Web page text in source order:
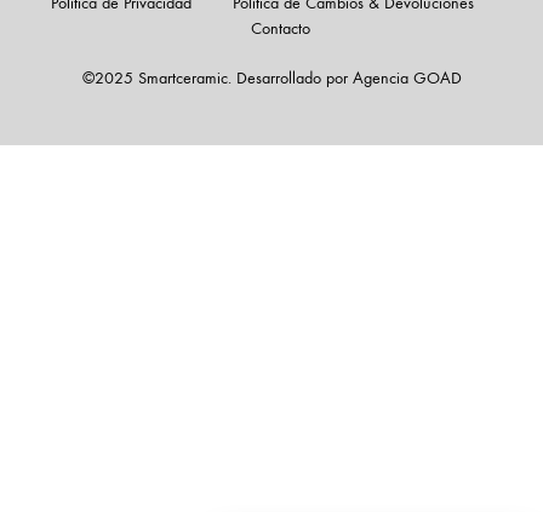
©2025 Smartceramic. Desarrollado por Agencia GOAD
Contacto